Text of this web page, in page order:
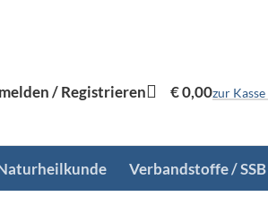
/ Registrieren €0,00zur Kasse
Verbandstoffe / SSB